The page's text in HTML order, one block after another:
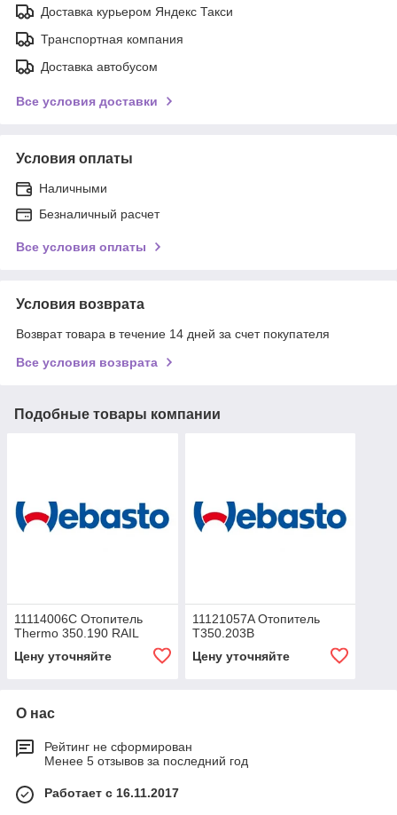
Доставка курьером Яндекс Такси
Транспортная компания
Доставка автобусом
Все условия доставки
Условия оплаты
Наличными
Безналичный расчет
Все условия оплаты
Условия возврата
Возврат товара в течение 14 дней за счет покупателя
Все условия возврата
Подобные товары компании
11114006C Отопитель
Thermo 350.190 RAIL
Цену уточняйте
11121057A Отопитель
T350.203B
Цену уточняйте
О нас
Рейтинг не сформирован
Менее 5 отзывов за последний год
Работает с 16.11.2017